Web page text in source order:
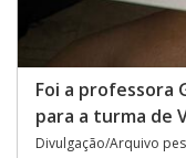
Foi a professora
para a turma de
Divulgação/Arquivo